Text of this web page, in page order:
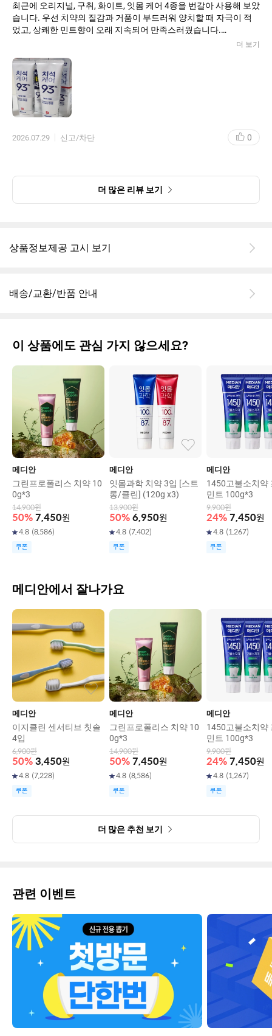
최근에 오리지널, 구취, 화이트, 잇몸 케어 4종을 번갈아 사용해 보았
습니다. 우선 치약의 질감과 거품이 부드러워 양치할 때 자극이 적
었고, 상쾌한 민트향이 오래 지속되어 만족스러웠습니다.
도움이 되는 듯했습니다.
구취 케어: 양치 후 입안의 상쾌함이 오래 유지되어 입 냄새 예방 효
과가 확실히 느껴졌습니다.
화이트닝: 며칠 사용 후 치아 표면이 살짝 더 환해진 느낌이 들었고,
커피·차 얼룩 관리에 도움이 됐습니다.
편안했습니다.
적이었고, 전반적으로 치석 관리와 상쾌함 면에서 만족스러운 제품
더 보기
2026.07.29 신고/차단 0
더 많은 리뷰 보기
상품정보제공 고시 보기
배송/교환/반품 안내
이 상품에도 관심 가지 않으세요?
메디안
그린프로폴리스 치약 10
0g*3
14,900원
50% 7,450원
4.8 (8,586)
쿠폰
메디안
잇몸과학 치약 3입 [스트
롱/클린] (120g x3)
13,900원
50% 6,950원
4.8 (7,402)
쿠폰
메디안
1450고불소치약
민트 100g*3
9,900원
24% 7,450원
4.8 (1,267)
쿠폰
메디안에서 잘나가요
메디안
이지클린 센서티브 칫솔
4입
6,900원
50% 3,450원
4.8 (7,228)
쿠폰
메디안
그린프로폴리스 치약 10
0g*3
14,900원
50% 7,450원
4.8 (8,586)
쿠폰
메디안
1450고불소치약
민트 100g*3
9,900원
24% 7,450원
4.8 (1,267)
쿠폰
더 많은 추천 보기
관련 이벤트